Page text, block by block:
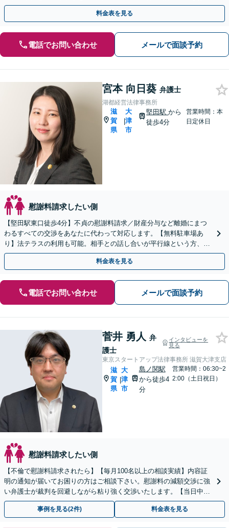
軽にご相談ください【堅田駅4分】【無料駐車場あり】
料金表を見る
電話でお問い合わせ メールで面談予約
宮本 向日葵 弁護士
湖都経営法律事務所
滋
賀
県
|
大
津
市
堅田駅から
徒歩4分
営業時間：本
日定休日
慰謝料請求したい側
【堅田駅東口徒歩4分】不貞の慰謝料請求／財産分与など離婚にまつ
わるすべての交渉をあなたに代わって対応します。【無料駐車場あ
り】法テラスの利用も可能。相手との話し合いが平行線という方、一
度ご相談ください。
料金表を見る
電話でお問い合わせ メールで面談予約
菅井 勇人 弁
護士
インタビューを
見る
東京スタートアップ法律事務所 滋賀大津支店
滋
賀
県
|
大
津
市
島ノ関駅
から徒歩4
分
営業時間：06:30~2
2:00（土日祝日）
慰謝料請求したい側
【不倫で慰謝料請求されたら】【毎月100名以上の相談実績】内容証
明の通知が届いてお困りの方はご相談下さい。慰謝料の減額交渉に強
い弁護士が裁判を回避しながら粘り強く交渉いたします。【当日中の
相談可(予約制)】【滋賀県全域対応】
事例を見る(2件) 料金表を見る